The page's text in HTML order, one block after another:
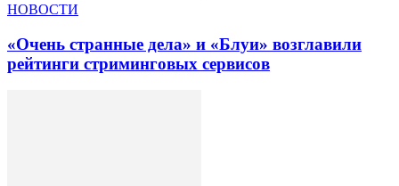
НОВОСТИ
«Очень странные дела» и «Блуи» возглавили
рейтинги стриминговых сервисов